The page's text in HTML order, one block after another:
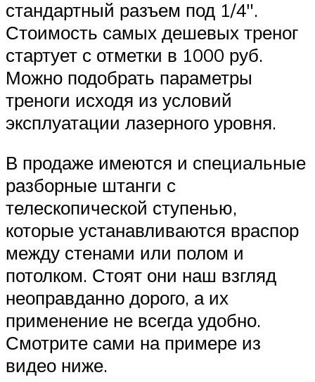
стандартный разъем под 1/4″.
Стоимость самых дешевых треног
стартует с отметки в 1000 руб.
Можно подобрать параметры
треноги исходя из условий
эксплуатации лазерного уровня.
В продаже имеются и специальные
разборные штанги с
телескопической ступенью,
которые устанавливаются враспор
между стенами или полом и
потолком. Стоят они наш взгляд
неоправданно дорого, а их
применение не всегда удобно.
Смотрите сами на примере из
видео ниже.